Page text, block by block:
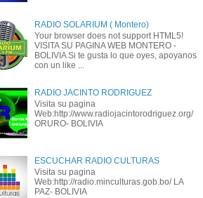
RADIO SOLARIUM ( Montero)
Your browser does not support HTML5!
VISITA SU PAGINA WEB MONTERO -
BOLIVIA Si te gusta lo que oyes, apoyanos
con un like ...
RADIO JACINTO RODRIGUEZ
Visita su pagina
Web:http://www.radiojacintorodriguez.org/
ORURO- BOLIVIA
ESCUCHAR RADIO CULTURAS
Visita su pagina
Web:http://radio.minculturas.gob.bo/ LA
PAZ- BOLIVIA